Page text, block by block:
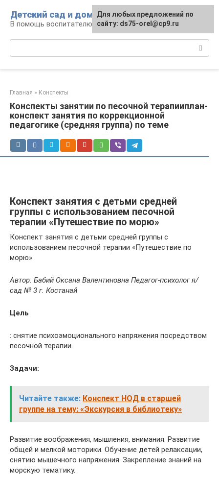
контенту
Детский сад и дом
В помощь воспитателю и родителям
Главная » Конспекты
Конспекты занятии по песочной терапииплан-
конспект занятия по коррекционной
педагогике (средняя группа) по теме
Конспект занятия с детьми средней
группы с использованием песочной
терапии «Путешествие по морю»
Конспект занятия с детьми средней группы с
использованием песочной терапии «Путешествие по
морю»
Автор: Бабий Оксана Валентиновна Педагог-психолог я/
сад № 3 г. Костанай
Цель
: снятие психоэмоционального напряжения посредством
песочной терапии.
Задачи:
Читайте также: Конспект НОД в старшей
группе на тему: «Экскурсия в библиотеку»
Развитие воображения, мышления, внимания. Развитие
общей и мелкой моторики. Обучение детей релаксации,
снятию мышечного напряжения. Закрепление знаний на
морскую тематику.
Для любых предложений по
сайту: ds75-orel@cp9.ru